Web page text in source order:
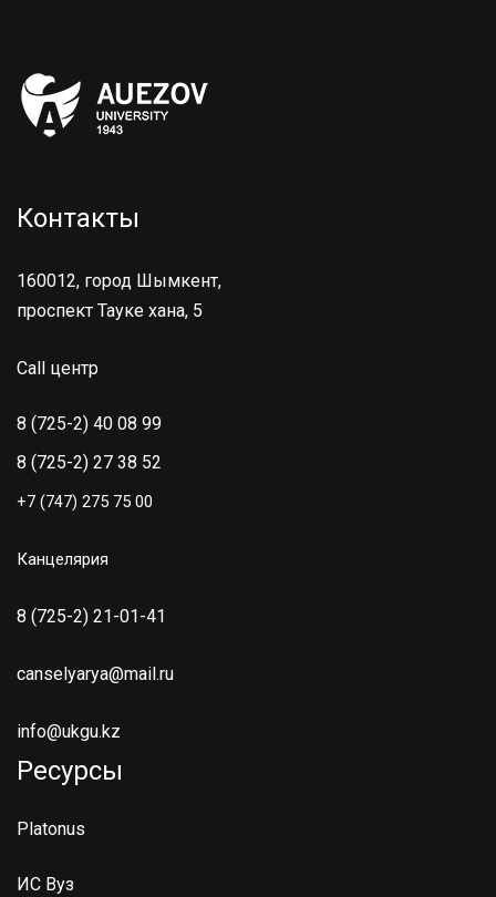
Контакты
160012, город Шымкент,
проспект Тауке хана, 5
Call центр
8 (725-2) 40 08 99
8 (725-2) 27 38 52
+7 (747) 275 75 00
Канцелярия
8 (725-2) 21-01-41
canselyarya@mail.ru
info@ukgu.kz
Ресурсы
Platonus
ИС Вуз